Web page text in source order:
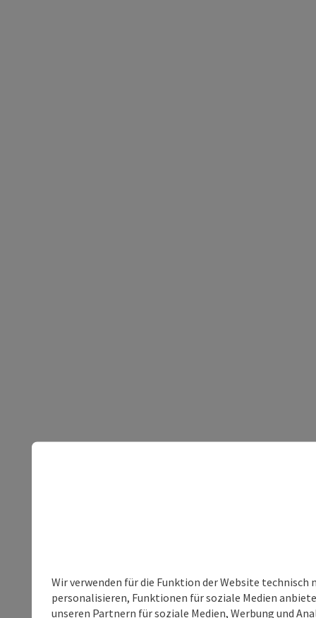
Wir verwenden für die Funktion der Website
personalisieren, Funktionen für soziale Medien
unseren Partnern für soziale Medien, Werbung und